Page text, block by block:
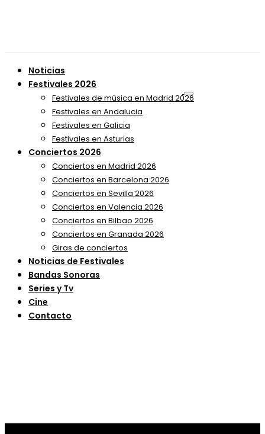
Noticias
Festivales 2026
Festivales de música en Madrid 2026
Festivales en Andalucia
Festivales en Galicia
Festivales en Asturias
Conciertos 2026
Conciertos en Madrid 2026
Conciertos en Barcelona 2026
Conciertos en Sevilla 2026
Conciertos en Valencia 2026
Conciertos en Bilbao 2026
Conciertos en Granada 2026
Giras de conciertos
Noticias de Festivales
Bandas Sonoras
Series y Tv
Cine
Contacto